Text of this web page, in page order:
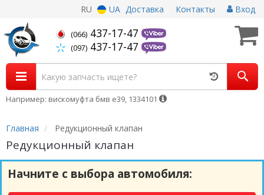
RU UA Доставка Контакты Вход
(066) 437-17-47
(097) 437-17-47
Например: вискомуфта бмв е39, 1334101
Главная Редукционный клапан
Редукционный клапан
Начните с выбора автомобиля: